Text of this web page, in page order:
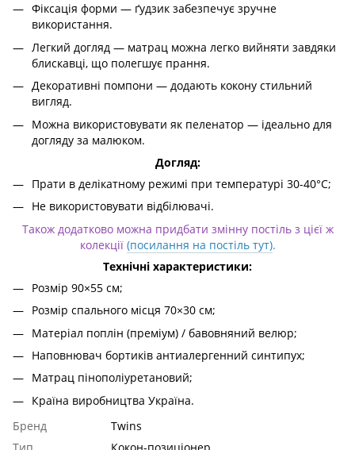
Фіксація форми — ґудзик забезпечує зручне
використання.
Легкий догляд — матрац можна легко вийняти завдяки
блискавці, що полегшує прання.
Декоративні помпони — додають кокону стильний
вигляд.
Можна використовувати як пеленатор — ідеально для
догляду за малюком.
Догляд:
Прати в делікатному режимі при температурі 30-40°C;
Не використовувати відбілювачі.
Також додатково можна придбати змінну постіль з цієї ж
колекції (посилання на постіль тут).
Технічні характеристики:
Розмір 90×55 см;
Розмір спального місця 70×30 см;
Матеріал поплін (преміум) / бавовняний велюр;
Наповнювач бортиків антиалергенний синтипух;
Матрац пінополіуретановий;
Країна виробництва Україна.
Бренд
Twins